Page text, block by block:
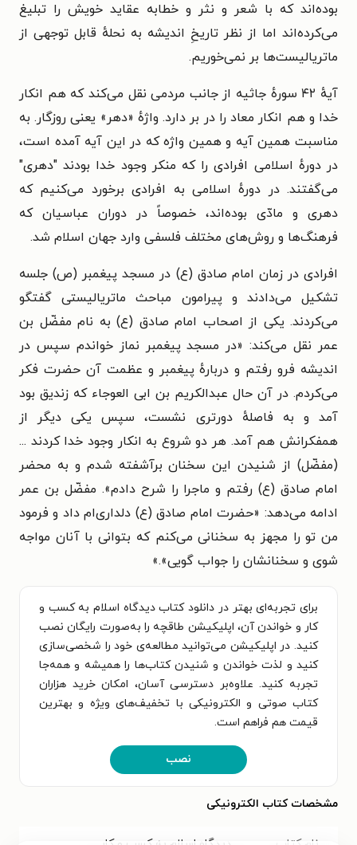
بوده‌اند که با شعر و نثر و خطابه عقاید خویش را تبلیغ
می‌کرده‌اند اما از نظر تاریخِ اندیشه به نحلهٔ قابل توجهی از
ماتریالیست‌ها بر نمی‌خوریم.
آیهٔ ۴۲ سورهٔ جاثیه از جانب مردمی نقل می‌کند که هم انکار
خدا و هم انکار معاد را در بر دارد. واژهٔ «دهر» یعنی روزگار. به
مناسبت همین آیه و همین واژه که در این آیه آمده است،
در دورهٔ اسلامی افرادی را که منکر وجود خدا بودند "دهری"
می‌گفتند. در دورهٔ اسلامی به افرادی برخورد می‌کنیم که
دهری و مادّی بوده‌اند، خصوصاً در دوران عباسیان که
فرهنگ‌ها و روش‌های مختلف فلسفی وارد جهان اسلام شد.
افرادی در زمان امام صادق (ع) در مسجد پیغمبر (ص) جلسه
تشکیل می‌دادند و پیرامون مباحث ماتریالیستی گفتگو
می‌کردند. یکی از اصحاب امام صادق (ع) به نام مفضّل بن
عمر نقل می‌کند: «در مسجد پیغمبر نماز خواندم سپس در
اندیشه فرو رفتم و دربارهٔ پیغمبر و عظمت آن حضرت فکر
می‌کردم. در آن حال عبدالکریم بن ابی العوجاء که زندیق بود
آمد و به فاصلهٔ دورتری نشست، سپس یکی دیگر از
همفکرانش هم آمد. هر دو شروع به انکار وجود خدا کردند ...
(مفضّل) از شنیدن این سخنان برآشفته شدم و به محضر
امام صادق (ع) رفتم و ماجرا را شرح دادم». مفضّل بن عمر
ادامه می‌دهد: «حضرت امام صادق (ع) دلداری‌ام داد و فرمود
من تو را مجهز به سخنانی می‌کنم که بتوانی با آنان مواجه
شوی و سخنانشان را جواب گویی».»
برای تجربه‌ای بهتر در دانلود کتاب دیدگاه اسلام به کسب و
کار و خواندن آن، اپلیکیشن طاقچه را به‌صورت رایگان نصب
کنید. در اپلیکیشن می‌توانید مطالعه‌ی خود را شخصی‌سازی
کنید و لذت خواندن و شنیدن کتاب‌ها را همیشه و همه‌جا
تجربه کنید. علاوه‌بر دسترسی آسان، امکان خرید هزاران
کتاب صوتی و الکترونیکی با تخفیف‌های ویژه و بهترین
قیمت هم فراهم است.
نصب
مشخصات کتاب الکترونیکی